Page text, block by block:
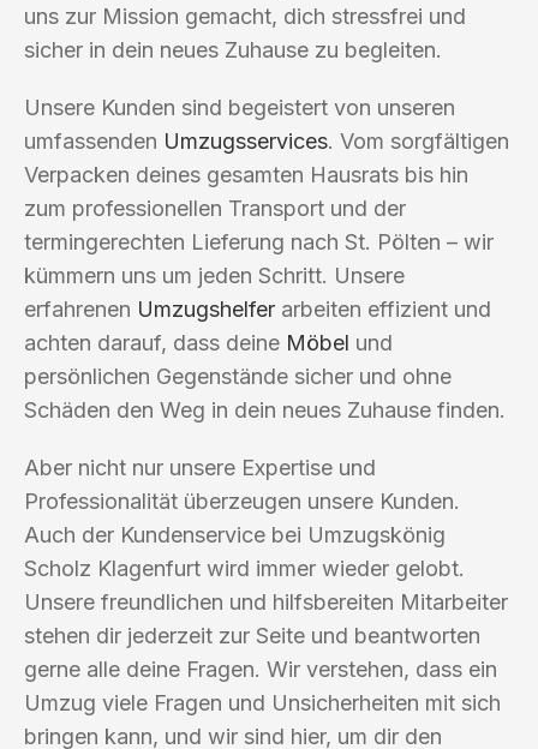
uns zur Mission gemacht, dich stressfrei und
sicher in dein neues Zuhause zu begleiten.
Unsere Kunden sind begeistert von unseren
umfassenden Umzugsservices. Vom sorgfältigen
Verpacken deines gesamten Hausrats bis hin
zum professionellen Transport und der
termingerechten Lieferung nach St. Pölten – wir
kümmern uns um jeden Schritt. Unsere
erfahrenen Umzugshelfer arbeiten effizient und
achten darauf, dass deine Möbel und
persönlichen Gegenstände sicher und ohne
Schäden den Weg in dein neues Zuhause finden.
Aber nicht nur unsere Expertise und
Professionalität überzeugen unsere Kunden.
Auch der Kundenservice bei Umzugskönig
Scholz Klagenfurt wird immer wieder gelobt.
Unsere freundlichen und hilfsbereiten Mitarbeiter
stehen dir jederzeit zur Seite und beantworten
gerne alle deine Fragen. Wir verstehen, dass ein
Umzug viele Fragen und Unsicherheiten mit sich
bringen kann, und wir sind hier, um dir den